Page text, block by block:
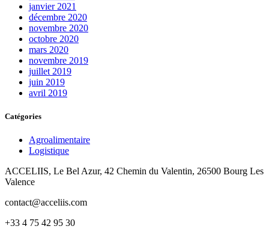
janvier 2021
décembre 2020
novembre 2020
octobre 2020
mars 2020
novembre 2019
juillet 2019
juin 2019
avril 2019
Catégories
Agroalimentaire
Logistique
ACCELIIS, Le Bel Azur, 42 Chemin du Valentin, 26500 Bourg Les
Valence
contact@acceliis.com
+33 4 75 42 95 30